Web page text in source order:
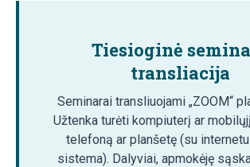
Tiesioginė
transliacija
Seminarai transliuojami „ZOOM“
Užtenka turėti kompiuterį ar
telefoną ar planšetę (su
sistema). Dalyviai, apmokėję